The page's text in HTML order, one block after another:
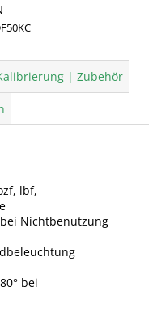
| Zubehör
lbf,
Nichtbenutzung
bei